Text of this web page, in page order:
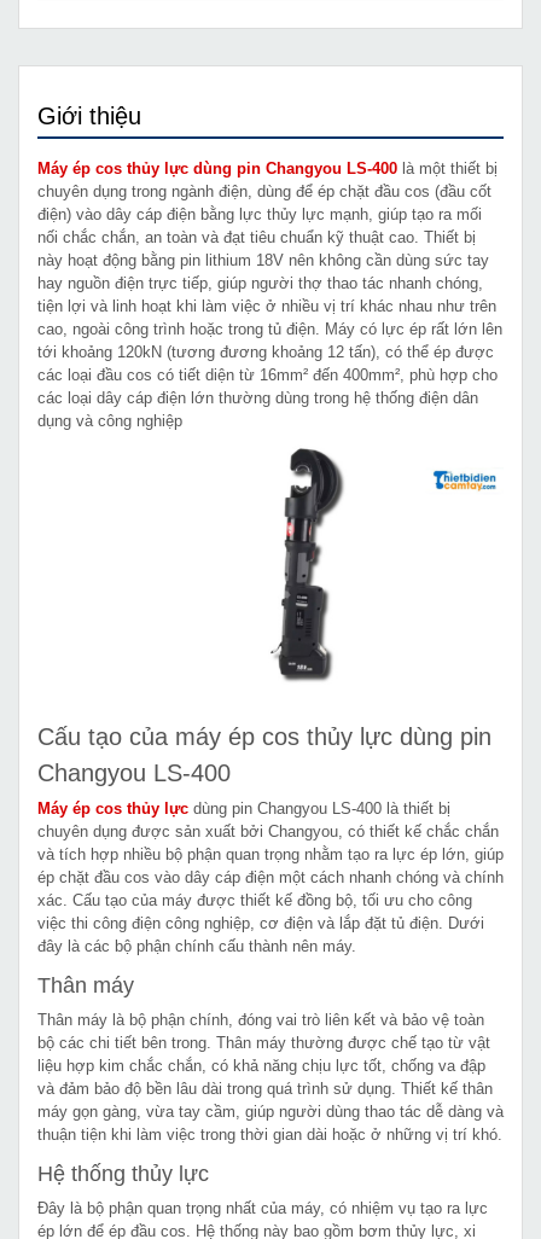
Giới thiệu
Máy ép cos thủy lực dùng pin Changyou LS-400 là một thiết bị
chuyên dụng trong ngành điện, dùng để ép chặt đầu cos (đầu cốt
điện) vào dây cáp điện bằng lực thủy lực mạnh, giúp tạo ra mối
nối chắc chắn, an toàn và đạt tiêu chuẩn kỹ thuật cao. Thiết bị
này hoạt động bằng pin lithium 18V nên không cần dùng sức tay
hay nguồn điện trực tiếp, giúp người thợ thao tác nhanh chóng,
tiện lợi và linh hoạt khi làm việc ở nhiều vị trí khác nhau như trên
cao, ngoài công trình hoặc trong tủ điện. Máy có lực ép rất lớn lên
tới khoảng 120kN (tương đương khoảng 12 tấn), có thể ép được
các loại đầu cos có tiết diện từ 16mm² đến 400mm², phù hợp cho
các loại dây cáp điện lớn thường dùng trong hệ thống điện dân
dụng và công nghiệp
Cấu tạo của máy ép cos thủy lực dùng pin
Changyou LS-400
Máy ép cos thủy lực dùng pin Changyou LS-400 là thiết bị
chuyên dụng được sản xuất bởi Changyou, có thiết kế chắc chắn
và tích hợp nhiều bộ phận quan trọng nhằm tạo ra lực ép lớn, giúp
ép chặt đầu cos vào dây cáp điện một cách nhanh chóng và chính
xác. Cấu tạo của máy được thiết kế đồng bộ, tối ưu cho công
việc thi công điện công nghiệp, cơ điện và lắp đặt tủ điện. Dưới
đây là các bộ phận chính cấu thành nên máy.
Thân máy
Thân máy là bộ phận chính, đóng vai trò liên kết và bảo vệ toàn
bộ các chi tiết bên trong. Thân máy thường được chế tạo từ vật
liệu hợp kim chắc chắn, có khả năng chịu lực tốt, chống va đập
và đảm bảo độ bền lâu dài trong quá trình sử dụng. Thiết kế thân
máy gọn gàng, vừa tay cầm, giúp người dùng thao tác dễ dàng và
thuận tiện khi làm việc trong thời gian dài hoặc ở những vị trí khó.
Hệ thống thủy lực
Đây là bộ phận quan trọng nhất của máy, có nhiệm vụ tạo ra lực
ép lớn để ép đầu cos. Hệ thống này bao gồm bơm thủy lực, xi